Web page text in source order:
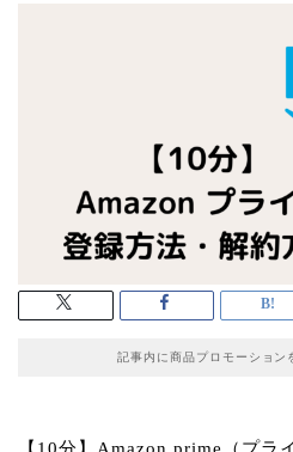
記事内に商品プロモーション